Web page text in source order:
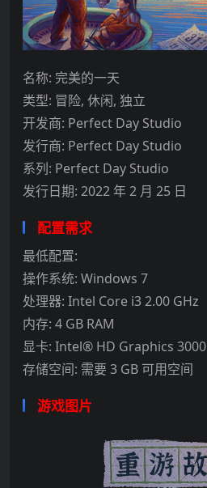
名称: 完美的一天
类型: 冒险, 休闲, 独立
开发商: Perfect Day Studio
发行商: Perfect Day Studio
系列: Perfect Day Studio
发行日期: 2022 年 2 月 25 日
配置需求
最低配置:
操作系统: Windows 7
处理器: Intel Core i3 2.00 GHz
内存: 4 GB RAM
显卡: Intel® HD Graphics 3000
存储空间: 需要 3 GB 可用空间
游戏图片